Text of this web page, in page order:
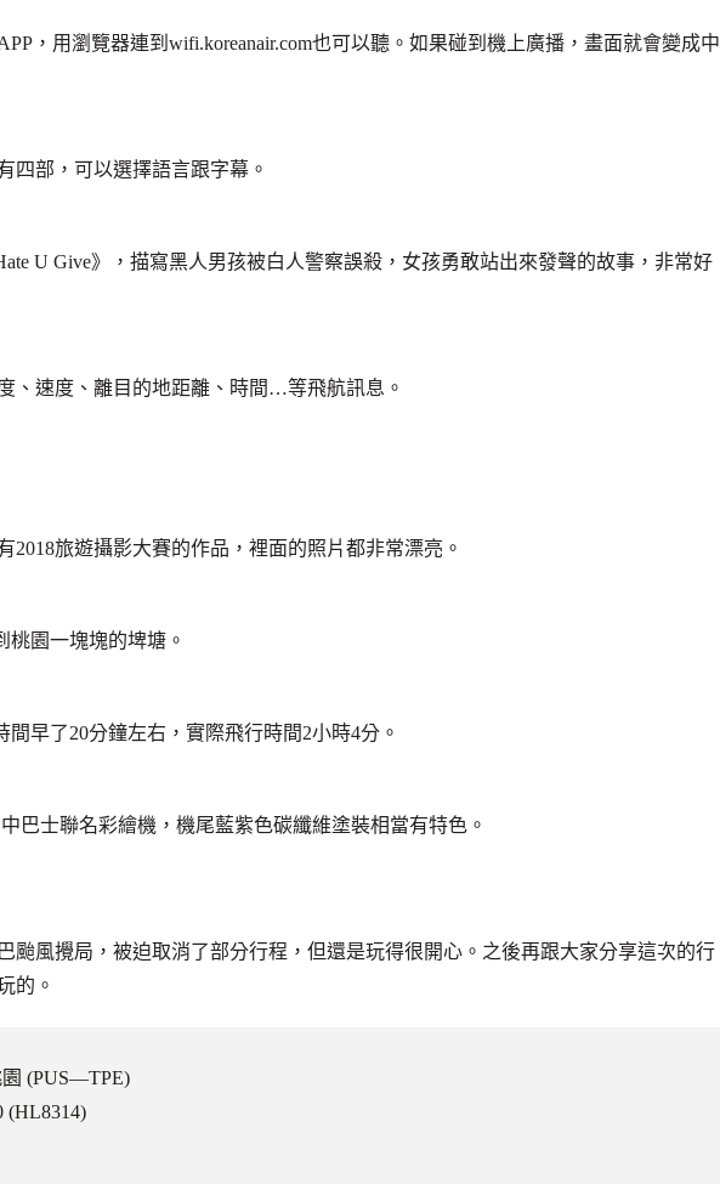
，用瀏覽器連到wifi.koreanair.com也可以聽。如果碰到機上廣播，畫面就會變成中
四部，可以選擇語言跟字幕。
U Give》，描寫黑人男孩被白人警察誤殺，女孩勇敢站出來發聲的故事，非常好
、速度、離目的地距離、時間…等飛航訊息。
2018旅遊攝影大賽的作品，裡面的照片都非常漂亮。
桃園一塊塊的埤塘。
間早了20分鐘左右，實際飛行時間2小時4分。
巴士聯名彩繪機，機尾藍紫色碳纖維塗裝相當有特色。
颱風攪局，被迫取消了部分行程，但還是玩得很開心。之後再跟大家分享這次的行
的。
(PUS—TPE)
(HL8314)